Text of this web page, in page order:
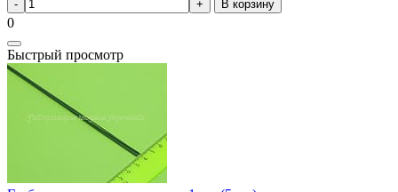
В корзину
0
Быстрый просмотр